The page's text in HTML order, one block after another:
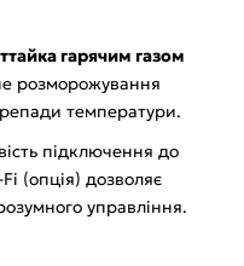
гарячим газом
розморожування
температури.
підключення до
(опція) дозволяє
управління.